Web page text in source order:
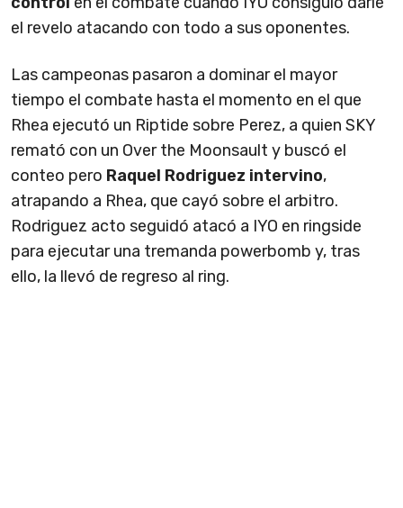
el revelo atacando con todo a sus oponentes.
Las campeonas pasaron a dominar el mayor
tiempo el combate hasta el momento en el que
Rhea ejecutó un Riptide sobre Perez, a quien SKY
remató con un Over the Moonsault y buscó el
conteo pero Raquel Rodriguez intervino,
atrapando a Rhea, que cayó sobre el arbitro.
Rodriguez acto seguidó atacó a IYO en ringside
para ejecutar una tremanda powerbomb y, tras
ello, la llevó de regreso al ring.